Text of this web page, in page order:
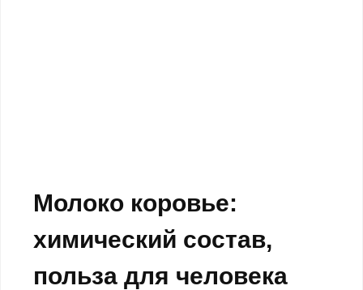
Молоко коровье:
химический состав,
польза для человека